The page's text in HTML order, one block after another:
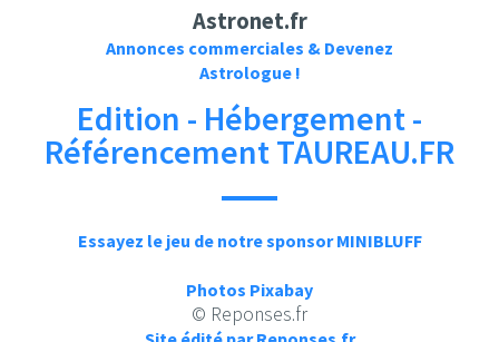
Astronet.fr
Annonces commerciales & Devenez
Astrologue !
Edition - Hébergement -
Référencement TAUREAU.FR
Essayez le jeu de notre sponsor MINIBLUFF
Photos Pixabay
© Reponses.fr